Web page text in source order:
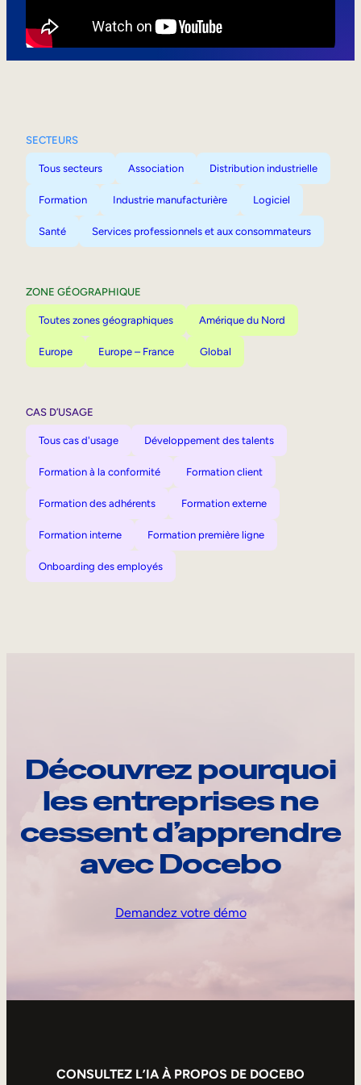
SECTEURS
Tous secteurs Association Distribution industrielle
Formation Industrie manufacturière Logiciel
Santé Services professionnels et aux consommateurs
ZONE GÉOGRAPHIQUE
Toutes zones géographiques Amérique du Nord
Europe Europe – France Global
CAS D’USAGE
Tous cas d'usage Développement des talents
Formation à la conformité Formation client
Formation des adhérents Formation externe
Formation interne Formation première ligne
Onboarding des employés
Découvrez pourquoi
les entreprises ne
cessent d’apprendre
avec Docebo
Demandez votre démo
CONSULTEZ L’IA À PROPOS DE DOCEBO